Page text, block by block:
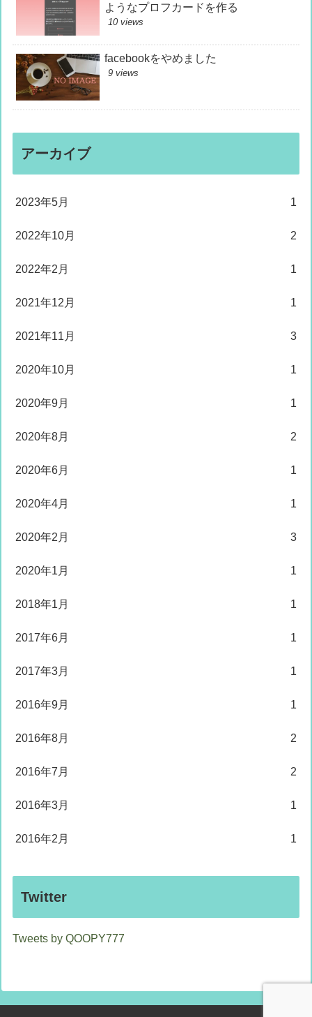
ようなプロフカードを作る
10 views
facebookをやめました
9 views
アーカイブ
2023年5月 1
2022年10月 2
2022年2月 1
2021年12月 1
2021年11月 3
2020年10月 1
2020年9月 1
2020年8月 2
2020年6月 1
2020年4月 1
2020年2月 3
2020年1月 1
2018年1月 1
2017年6月 1
2017年3月 1
2016年9月 1
2016年8月 2
2016年7月 2
2016年3月 1
2016年2月 1
Twitter
Tweets by QOOPY777